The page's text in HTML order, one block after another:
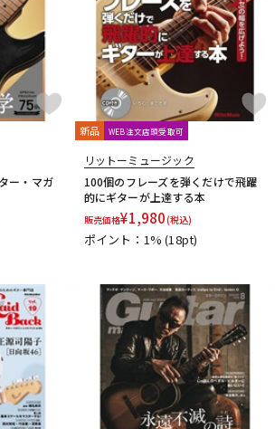
電子ピアノ
その他楽器
エフェクター
DTM
ン納品 レコーディング機器
機器 楽器アクセサリ
ヴィンテージ
ー・マガ
新品 WEB注文店頭受取可
リットーミュージック
100個のフレーズを弾くだけで飛躍
的にギターが上達する本
販売価格¥1,980(税込)
ポイント：1%(18pt)